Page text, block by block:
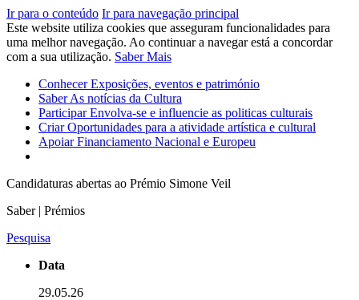
Ir para o conteúdo Ir para navegação principal
Este website utiliza cookies que asseguram funcionalidades para
uma melhor navegação. Ao continuar a navegar está a concordar
com a sua utilização. Saber Mais
ConhecerExposições, eventos e património
SaberAs notícias da Cultura
ParticiparEnvolva-se e influencie as politicas culturais
CriarOportunidades para a atividade artística e cultural
ApoiarFinanciamento Nacional e Europeu
Candidaturas abertas ao Prémio Simone Veil
Saber | Prémios
Pesquisa
Data
29.05.26